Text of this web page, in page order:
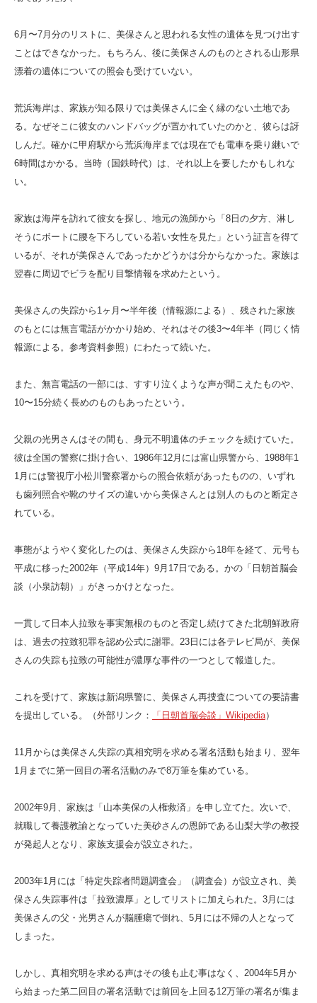
6月〜7月分のリストに、美保さんと思われる女性の遺体を見つけ出す
ことはできなかった。もちろん、後に美保さんのものとされる山形県
漂着の遺体についての照会も受けていない。
荒浜海岸は、家族が知る限りでは美保さんに全く縁のない土地であ
る。なぜそこに彼女のハンドバッグが置かれていたのかと、彼らは訝
しんだ。確かに甲府駅から荒浜海岸までは現在でも電車を乗り継いで
6時間はかかる。当時（国鉄時代）は、それ以上を要したかもしれな
い。
家族は海岸を訪れて彼女を探し、地元の漁師から「8日の夕方、淋し
そうにボートに腰を下ろしている若い女性を見た」という証言を得て
いるが、それが美保さんであったかどうかは分からなかった。家族は
翌春に周辺でビラを配り目撃情報を求めたという。
美保さんの失踪から1ヶ月〜半年後（情報源による）、残された家族
のもとには無言電話がかかり始め、それはその後3〜4年半（同じく情
報源による。参考資料参照）にわたって続いた。
また、無言電話の一部には、すすり泣くような声が聞こえたものや、
10〜15分続く長めのものもあったという。
父親の光男さんはその間も、身元不明遺体のチェックを続けていた。
彼は全国の警察に掛け合い、1986年12月には富山県警から、1988年1
1月には警視庁小松川警察署からの照合依頼があったものの、いずれ
も歯列照合や靴のサイズの違いから美保さんとは別人のものと断定さ
れている。
事態がようやく変化したのは、美保さん失踪から18年を経て、元号も
平成に移った2002年（平成14年）9月17日である。かの「日朝首脳会
談（小泉訪朝）」がきっかけとなった。
一貫して日本人拉致を事実無根のものと否定し続けてきた北朝鮮政府
は、過去の拉致犯罪を認め公式に謝罪。23日には各テレビ局が、美保
さんの失踪も拉致の可能性が濃厚な事件の一つとして報道した。
これを受けて、家族は新潟県警に、美保さん再捜査についての要請書
を提出している。（外部リンク：
「日朝首脳会談」Wikipedia）
11月からは美保さん失踪の真相究明を求める署名活動も始まり、翌年
1月までに第一回目の署名活動のみで8万筆を集めている。
2002年9月、家族は「山本美保の人権救済」を申し立てた。次いで、
就職して養護教諭となっていた美砂さんの恩師である山梨大学の教授
が発起人となり、家族支援会が設立された。
2003年1月には「特定失踪者問題調査会」（調査会）が設立され、美
保さん失踪事件は「拉致濃厚」としてリストに加えられた。3月には
美保さんの父・光男さんが脳腫瘍で倒れ、5月には不帰の人となって
しまった。
しかし、真相究明を求める声はその後も止む事はなく、2004年5月か
ら始まった第二回目の署名活動では前回を上回る12万筆の署名が集ま